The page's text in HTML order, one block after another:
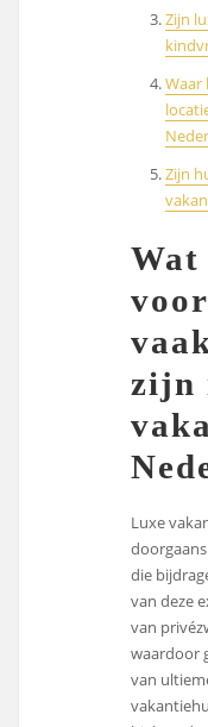
Zijn
Waar
Zijn
zijn
Luxe
die
van deze
van
waardoor
van